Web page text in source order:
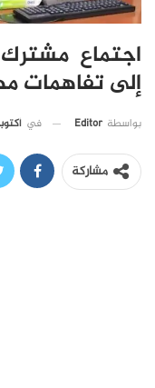
اجتماع
إلى تفاهمات
بواسطة Editor في أكتوبر 24,
مشاركة